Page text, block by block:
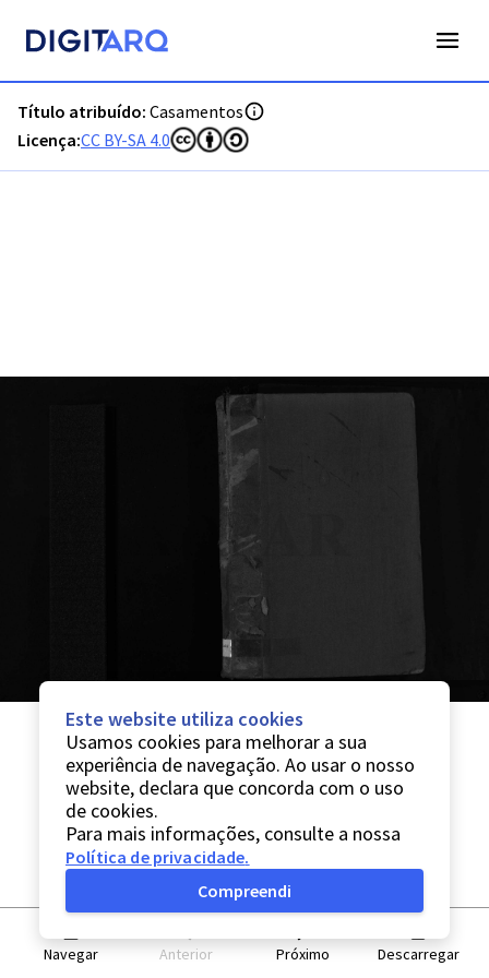
Título atribuído: Casamentos
Licença:CC BY-SA 4.0
Navegar Anterior Próximo Descarregar
Este website utiliza cookies
Usamos cookies para melhorar a sua
experiência de navegação. Ao usar o nosso
website, declara que concorda com o uso
de cookies.
Para mais informações, consulte a nossa
Política de privacidade.
Compreendi